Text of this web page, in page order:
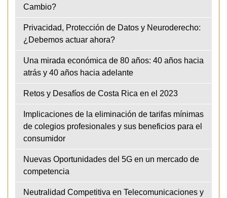
Cambio?
Privacidad, Protección de Datos y Neuroderecho:
¿Debemos actuar ahora?
Una mirada económica de 80 años: 40 años hacia
atrás y 40 años hacia adelante
Retos y Desafíos de Costa Rica en el 2023
Implicaciones de la eliminación de tarifas mínimas
de colegios profesionales y sus beneficios para el
consumidor
Nuevas Oportunidades del 5G en un mercado de
competencia
Neutralidad Competitiva en Telecomunicaciones y